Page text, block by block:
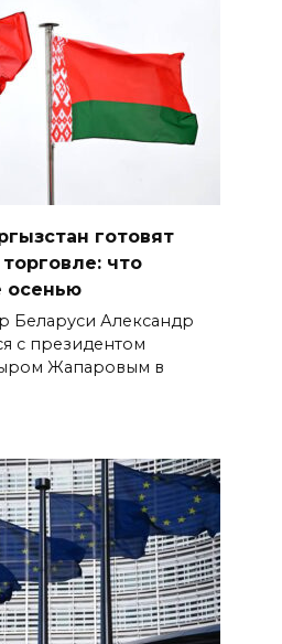
готовят
что
осенью
Беларуси Александр
с президентом
Жапаровым в